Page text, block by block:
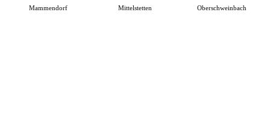
Mammendorf Mittelstetten Oberschweinbach